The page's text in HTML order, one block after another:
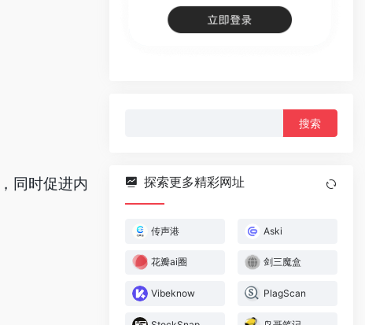
同时促进内
探索更多精彩网址
传声港 Aski
花瓣ai圈 剑三魔盒
Vibeknow PlagScan